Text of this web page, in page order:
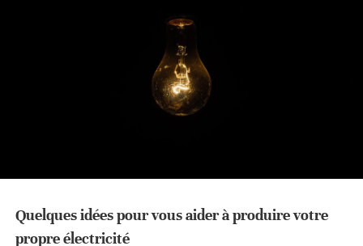
Quelques idées pour vous aider à produire votre
propre électricité